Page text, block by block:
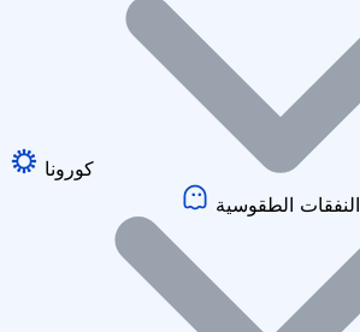
كورونا
النفقات الطقوسية